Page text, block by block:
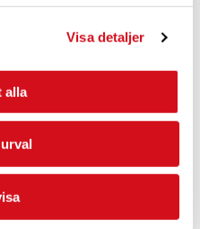
Visa detaljer
alla
och följ anvisningarna.